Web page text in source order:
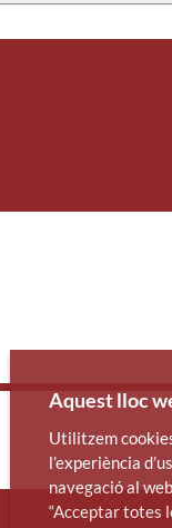
Aquest lloc
Utilitzem
l’experiència
navegació al
“Acceptar totes